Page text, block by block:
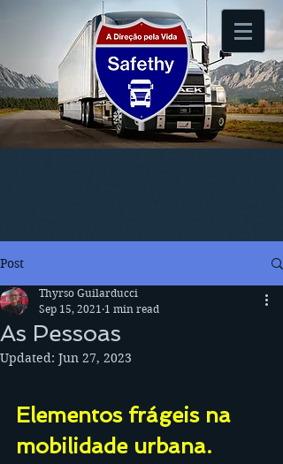
Post
As Pessoas
Thyrso Guilarducci
Sep 15, 2021 1 min read
Updated: Jun 27, 2023
Elementos frágeis na
mobilidade urbana.